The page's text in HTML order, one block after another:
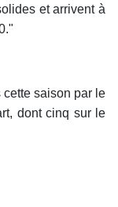
et arrivent à
cette saison par le
dont cinq sur le